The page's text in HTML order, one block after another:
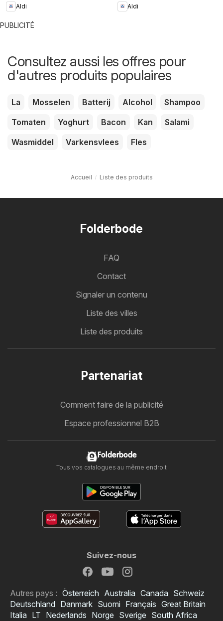
Aldi
Aldi
PUBLICITÉ
Consultez aussi les offres pour
d'autres produits populaires
La Mosselen Batterij Alcohol
Shampoo
Tomaten
Yoghurt Bacon Kan
Salami
Wasmiddel
Varkensvlees Fles
Accueil Liste des produits
Folderbode
FAQ
Contact
Signaler un contenu
Liste des villes
Liste des produits
Partenariat
Comment faire de la publicité
Espace professionnel B2B
Folderbode
Tous vos catalogues au même endroit
Suivez-nous
Autres pays : Österreich Australia Canada Schweiz
Deutschland Danmark Suomi Français Great Britain
Italia LT Nederlands Norge Sverige South Africa